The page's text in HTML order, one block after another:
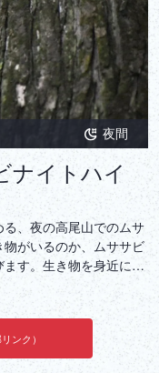
夜間
ナイトハイ
、夜の高尾山でのムサ
がいるのか、ムササビ
す。生き物を身近に感
なり、大人にとっても
機会に、夜の生き物た
？
リンク）